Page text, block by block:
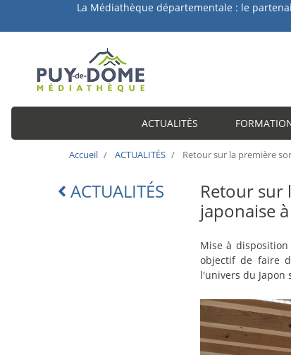
Médiathèque départementale : le partenaire
ACTUALITÉS
Accueil ACTUALITÉS Retour sur la première
LienACTUALITÉS
Retour sur
japonaise
intro-
actu
Mise à
objectif de faire
l'univers du Japon
Image